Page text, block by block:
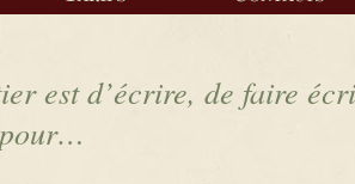
est d’écrire, de faire